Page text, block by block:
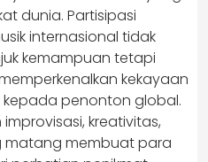
dunia. Partisipasi
internasional tidak
kemampuan tetapi
kekayaan
penonton global.
kreativitas,
matang membuat para